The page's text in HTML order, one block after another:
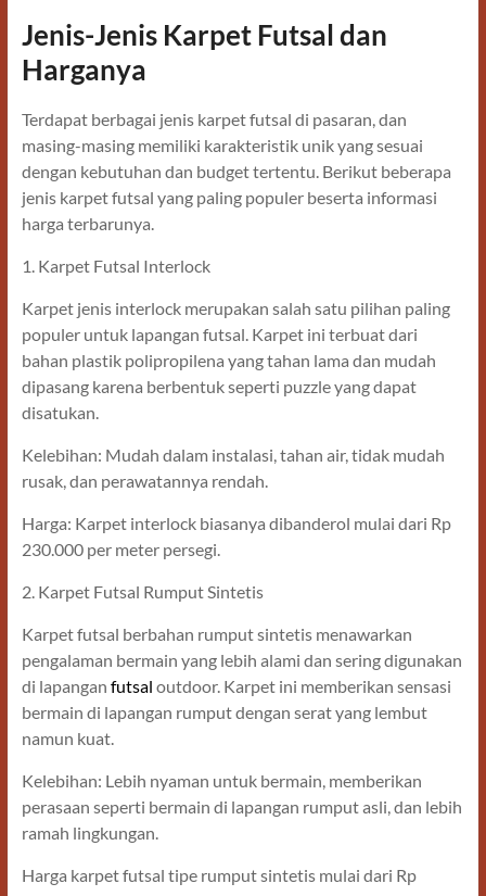
Jenis-Jenis Karpet Futsal dan
Harganya
Terdapat berbagai jenis karpet futsal di pasaran, dan
masing-masing memiliki karakteristik unik yang sesuai
dengan kebutuhan dan budget tertentu. Berikut beberapa
jenis karpet futsal yang paling populer beserta informasi
harga terbarunya.
1. Karpet Futsal Interlock
Karpet jenis interlock merupakan salah satu pilihan paling
populer untuk lapangan futsal. Karpet ini terbuat dari
bahan plastik polipropilena yang tahan lama dan mudah
dipasang karena berbentuk seperti puzzle yang dapat
disatukan.
Kelebihan: Mudah dalam instalasi, tahan air, tidak mudah
rusak, dan perawatannya rendah.
Harga: Karpet interlock biasanya dibanderol mulai dari Rp
230.000 per meter persegi.
2. Karpet Futsal Rumput Sintetis
Karpet futsal berbahan rumput sintetis menawarkan
pengalaman bermain yang lebih alami dan sering digunakan
di lapangan futsal outdoor. Karpet ini memberikan sensasi
bermain di lapangan rumput dengan serat yang lembut
namun kuat.
Kelebihan: Lebih nyaman untuk bermain, memberikan
perasaan seperti bermain di lapangan rumput asli, dan lebih
ramah lingkungan.
Harga karpet futsal tipe rumput sintetis mulai dari Rp